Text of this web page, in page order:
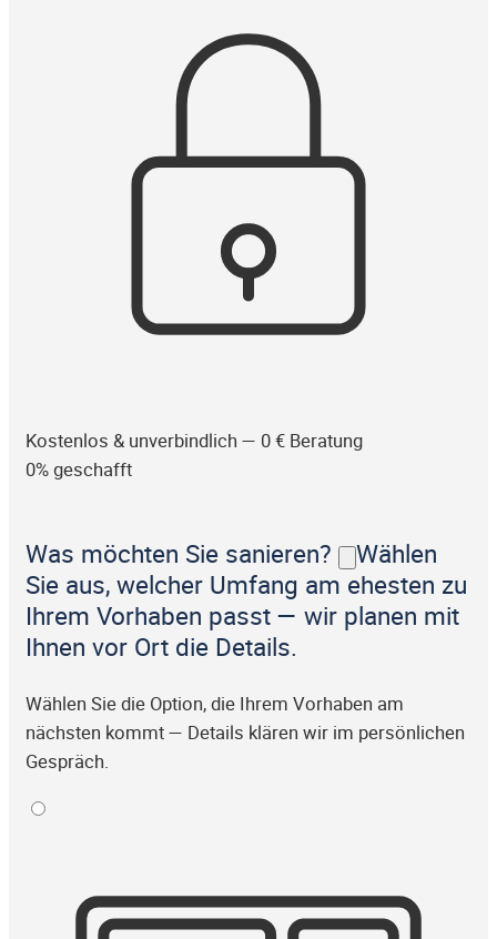
Kostenlos & unverbindlich — 0 € Beratung
0% geschafft
Was möchten Sie sanieren?
Wählen
Sie aus, welcher Umfang am ehesten zu
Ihrem Vorhaben passt — wir planen mit
Ihnen vor Ort die Details.
Wählen Sie die Option, die Ihrem Vorhaben am
nächsten kommt — Details klären wir im persönlichen
Gespräch.